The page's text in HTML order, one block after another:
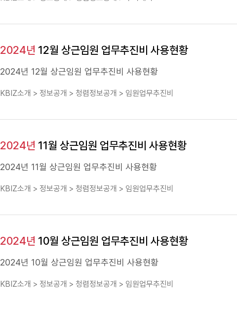
2024년 12월 상근임원 업무추진비 사용현황
2024년 12월 상근임원 업무추진비 사용현황
KBIZ소개 > 정보공개 > 청렴정보공개 > 임원업무추진비
2024년 11월 상근임원 업무추진비 사용현황
2024년 11월 상근임원 업무추진비 사용현황
KBIZ소개 > 정보공개 > 청렴정보공개 > 임원업무추진비
2024년 10월 상근임원 업무추진비 사용현황
2024년 10월 상근임원 업무추진비 사용현황
KBIZ소개 > 정보공개 > 청렴정보공개 > 임원업무추진비